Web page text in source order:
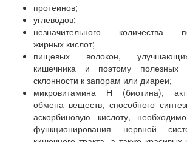
протеинов;
углеводов;
незначительного количества
жирных кислот;
пищевых волокон,
кишечника и поэтому
склонности к запорам или диареи;
микровитамина Н (биотина),
обмена веществ, способного
аскорбиновую кислоту,
функционирования нервной